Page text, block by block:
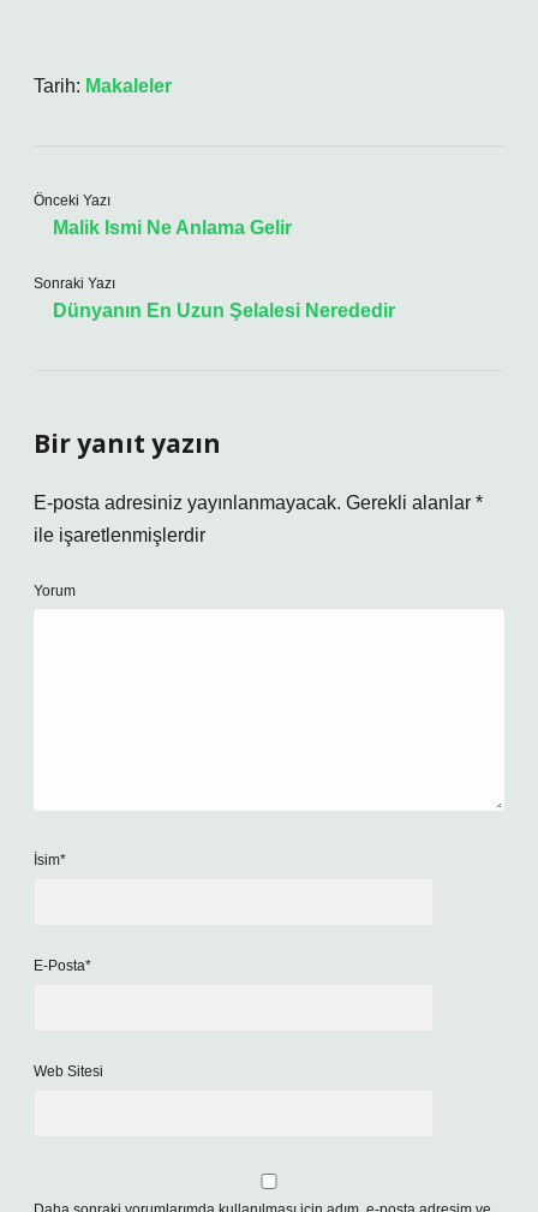
Tarih: Makaleler
Önceki Yazı
Malik Ismi Ne Anlama Gelir
Sonraki Yazı
Dünyanın En Uzun Şelalesi Nerededir
Bir yanıt yazın
E-posta adresiniz yayınlanmayacak. Gerekli alanlar *
ile işaretlenmişlerdir
Yorum
İsim*
E-Posta*
Web Sitesi